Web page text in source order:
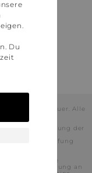
Mehrwertsteuer. Alle
durch die Nutzung der
voraussichtlich
Prüfung
Einzelfällen
unserem
nur teilweise
deren Verwendung an
Du